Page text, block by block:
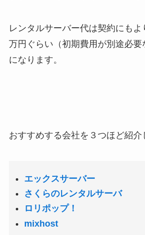
レンタルサーバー代は契約にも
万円ぐらい（初期費用が別途必要
になります。
おすすめする会社を３つほど紹介
エックスサーバー
さくらのレンタルサーバ
ロリポップ！
mixhost